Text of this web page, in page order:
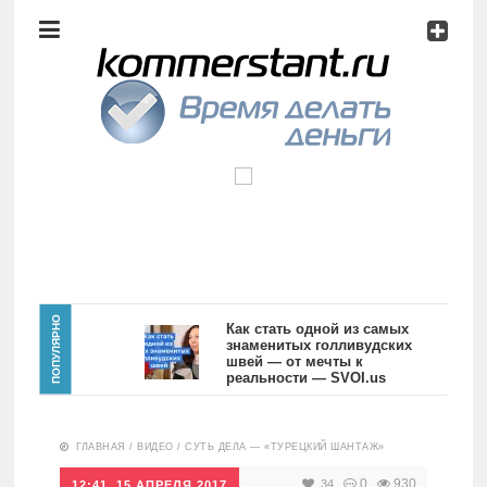
анализ
Видео
Сделано
Главная
Новости
Аналитика
ПОПУЛЯРНО
Как стать одной из самых
знаменитых голливудских
швей — от мечты к
реальности — SVOI.us
10559
ГЛАВНАЯ / ВИДЕО /СУТЬ ДЕЛА — «ТУРЕЦКИЙ ШАНТАЖ»
34